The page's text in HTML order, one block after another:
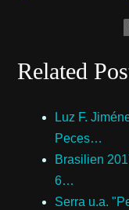
Related
Luz F.
Peces…
Brasilien
6…
Serra u.a.